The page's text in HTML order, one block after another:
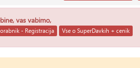
vas vabimo,
- Registracija Vse o SuperDavkih + cenik